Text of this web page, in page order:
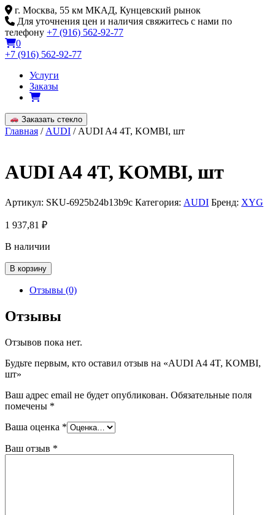
Skip
to
content
г. Москва, 55 км МКАД, Кунцевский рынок
Для уточнения цен и наличия свяжитесь с нами по
телефону +7 (916) 562-92-77
0
+7 (916) 562-92-77
Услуги
Заказы
Заказать стекло
Главная / AUDI / AUDI A4 4T, KOMBI, шт
AUDI A4 4T, KOMBI, шт
Артикул: SKU-6925b24b13b9c Категория: AUDI Бренд: XYG
1 937,81 ₽
В наличии
Количество
товара
AUDI
4T,
KOMBI,
В корзину
Отзывы (0)
Отзывы
Отзывов пока нет.
Будьте первым, кто оставил отзыв на «AUDI A4 4T, KOMBI,
шт»
Ваш адрес email не будет опубликован. Обязательные поля
помечены *
Ваша оценка *
Ваш отзыв *